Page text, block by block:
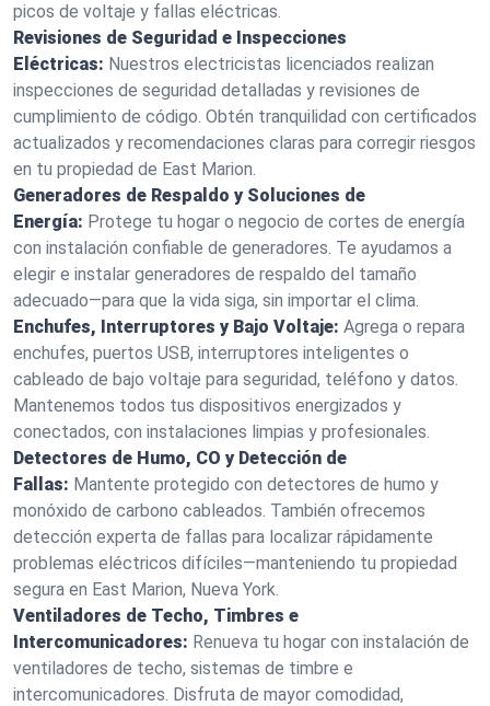
picos de voltaje y fallas eléctricas.
Revisiones de Seguridad e Inspecciones
Eléctricas: Nuestros electricistas licenciados realizan
inspecciones de seguridad detalladas y revisiones de
cumplimiento de código. Obtén tranquilidad con certificados
actualizados y recomendaciones claras para corregir riesgos
en tu propiedad de East Marion.
Generadores de Respaldo y Soluciones de
Energía: Protege tu hogar o negocio de cortes de energía
con instalación confiable de generadores. Te ayudamos a
elegir e instalar generadores de respaldo del tamaño
adecuado—para que la vida siga, sin importar el clima.
Enchufes, Interruptores y Bajo Voltaje: Agrega o repara
enchufes, puertos USB, interruptores inteligentes o
cableado de bajo voltaje para seguridad, teléfono y datos.
Mantenemos todos tus dispositivos energizados y
conectados, con instalaciones limpias y profesionales.
Detectores de Humo, CO y Detección de
Fallas: Mantente protegido con detectores de humo y
monóxido de carbono cableados. También ofrecemos
detección experta de fallas para localizar rápidamente
problemas eléctricos difíciles—manteniendo tu propiedad
segura en East Marion, Nueva York.
Ventiladores de Techo, Timbres e
Intercomunicadores: Renueva tu hogar con instalación de
ventiladores de techo, sistemas de timbre e
intercomunicadores. Disfruta de mayor comodidad,